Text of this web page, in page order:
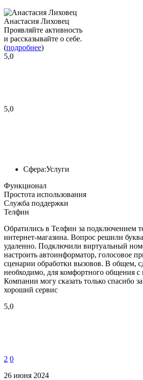
Анастасия Лиховец
Проявляйте активность
и рассказывайте о себе.
(подробнее)
5,0
5,0
Сфера:Услуги
Функционал
Простота использования
Служба поддержки
Телфин
Обратились в Телфин за подключением
интернет-магазина. Вопрос решили
удаленно. Подключили виртуальный
настроить автоинформатор, голосовое
сценарии обработки вызовов. В общем,
необходимо, для комфортного общения с
Компании могу сказать только спасибо
хороший сервис
5,0
2 0
26 июня 2024